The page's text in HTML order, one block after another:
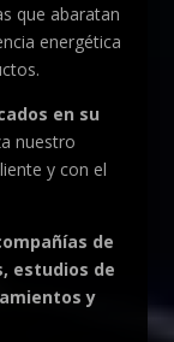
que abaratan
energética
en su
nuestro
y con el
de
estudios de
y